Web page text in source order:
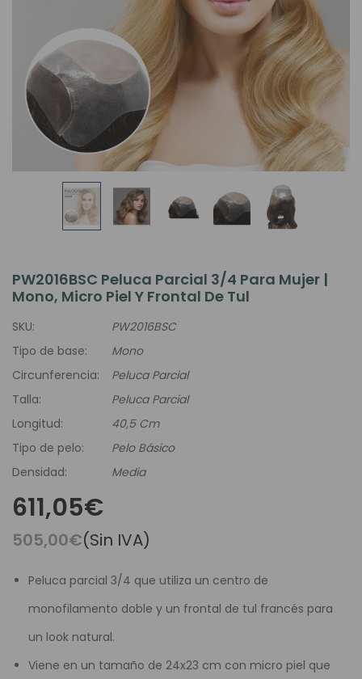
PW2016BSC Peluca Parcial 3/4 Para Mujer |
Mono, Micro Piel Y Frontal De Tul
SKU:
PW2016BSC
Tipo de base:
Mono
Circunferencia:
Peluca Parcial
Talla:
Peluca Parcial
Longitud:
40,5 Cm
Tipo de pelo:
Pelo Básico
Densidad:
Media
611,05€
505,00€(Sin IVA)
Peluca parcial 3/4 que utiliza un centro de
monofilamento doble y un frontal de tul francés para
un look natural.
Viene en un tamaño de 24x23 cm con micro piel que